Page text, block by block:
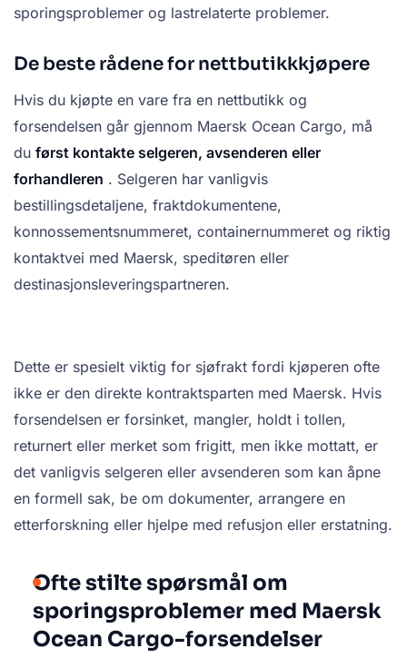
sporingsproblemer og lastrelaterte problemer.
De beste rådene for nettbutikkkjøpere
Hvis du kjøpte en vare fra en nettbutikk og
forsendelsen går gjennom Maersk Ocean Cargo, må
du først kontakte selgeren, avsenderen eller
forhandleren . Selgeren har vanligvis
bestillingsdetaljene, fraktdokumentene,
konnossementsnummeret, containernummeret og riktig
kontaktvei med Maersk, speditøren eller
destinasjonsleveringspartneren.
Dette er spesielt viktig for sjøfrakt fordi kjøperen ofte
ikke er den direkte kontraktsparten med Maersk. Hvis
forsendelsen er forsinket, mangler, holdt i tollen,
returnert eller merket som frigitt, men ikke mottatt, er
det vanligvis selgeren eller avsenderen som kan åpne
en formell sak, be om dokumenter, arrangere en
etterforskning eller hjelpe med refusjon eller erstatning.
Ofte stilte spørsmål om
sporingsproblemer med Maersk
Ocean Cargo-forsendelser